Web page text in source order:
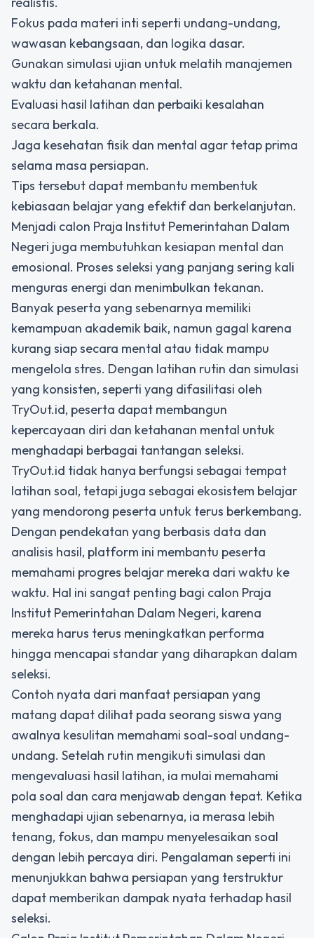
Fokus pada materi inti seperti undang-undang,
wawasan kebangsaan, dan logika dasar.
Gunakan simulasi ujian untuk melatih manajemen
waktu dan ketahanan mental.
Evaluasi hasil latihan dan perbaiki kesalahan
secara berkala.
Jaga kesehatan fisik dan mental agar tetap prima
selama masa persiapan.
Tips tersebut dapat membantu membentuk
kebiasaan belajar yang efektif dan berkelanjutan.
Menjadi calon Praja Institut Pemerintahan Dalam
Negeri juga membutuhkan kesiapan mental dan
emosional. Proses seleksi yang panjang sering kali
menguras energi dan menimbulkan tekanan.
Banyak peserta yang sebenarnya memiliki
kemampuan akademik baik, namun gagal karena
kurang siap secara mental atau tidak mampu
mengelola stres. Dengan latihan rutin dan simulasi
yang konsisten, seperti yang difasilitasi oleh
TryOut.id, peserta dapat membangun
kepercayaan diri dan ketahanan mental untuk
menghadapi berbagai tantangan seleksi.
TryOut.id tidak hanya berfungsi sebagai tempat
latihan soal, tetapi juga sebagai ekosistem belajar
yang mendorong peserta untuk terus berkembang.
Dengan pendekatan yang berbasis data dan
analisis hasil, platform ini membantu peserta
memahami progres belajar mereka dari waktu ke
waktu. Hal ini sangat penting bagi calon Praja
Institut Pemerintahan Dalam Negeri, karena
mereka harus terus meningkatkan performa
hingga mencapai standar yang diharapkan dalam
seleksi.
Contoh nyata dari manfaat persiapan yang
matang dapat dilihat pada seorang siswa yang
awalnya kesulitan memahami soal-soal undang-
undang. Setelah rutin mengikuti simulasi dan
mengevaluasi hasil latihan, ia mulai memahami
pola soal dan cara menjawab dengan tepat. Ketika
menghadapi ujian sebenarnya, ia merasa lebih
tenang, fokus, dan mampu menyelesaikan soal
dengan lebih percaya diri. Pengalaman seperti ini
menunjukkan bahwa persiapan yang terstruktur
dapat memberikan dampak nyata terhadap hasil
seleksi.